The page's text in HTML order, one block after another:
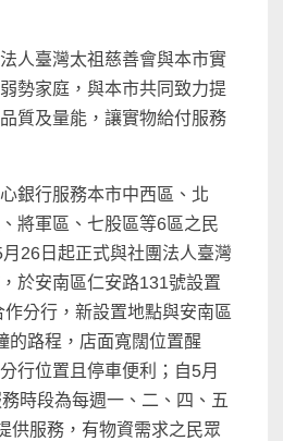
人臺灣太祖慈善會與本市實
勢家庭，與本市共同致力提
質及量能，讓實物給付服務
銀行服務本市中西區、北
將軍區、七股區等6區之民
26日起正式與社團法人臺灣
於安南區仁安路131號設置
分行，新設置地點與安南區
的路程，店面寬闊位置醒
行位置且停車便利；自5月
時段為每週一、二、四、五
供服務，有物資需求之民眾